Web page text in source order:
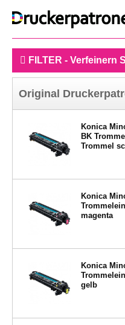
FILTER - Verfeinern
Original
Konica
BK
Trommel
Konica
magenta
Konica
gelb